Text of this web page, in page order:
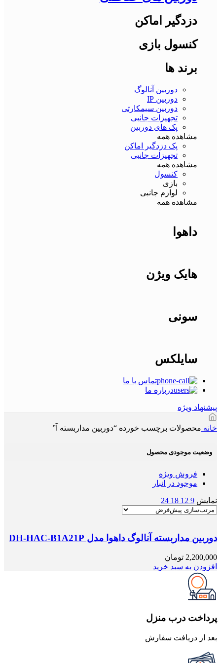
دزدگیر اماکن
کنسول بازی
برند ها
دوربین آنالوگ
دوربین IP
دوربین سیمکارتی
تجهیزات جانبی
پک های دوربین
مشاهده همه
پک دزدگیر اماکن
تجهیزات جانبی
مشاهده همه
کنسول
بازی
لوازم جانبی
مشاهده همه
داهوا
هایک ویژن
سونی
سایلکس
تماس با ما
درباره ما
پیشنهاد ویژه
خانه محصولات برچسب خورده “دوربین مداربسته آ”
وضعیت موجودی محصول
فروش ویژه
موجود در انبار
نمایش 9
12
18
24
دوربین مداربسته آنالوگ داهوا مدل DH-HAC-B1A21P
2,200,000 تومان
افزودن به سبد خرید
پرداخت درب منزل
بعد از دریافت سفارش